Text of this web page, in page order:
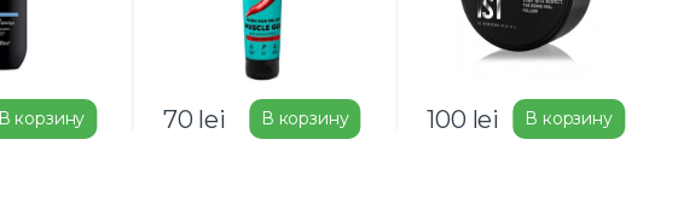
В корзину 70 lei В корзину 100 lei В корзину